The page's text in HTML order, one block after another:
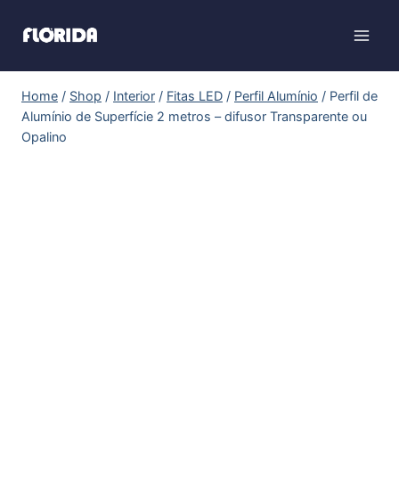
Home / Shop / Interior / Fitas LED / Perfil Alumínio / Perfil de
Alumínio de Superfície 2 metros – difusor Transparente ou
Opalino